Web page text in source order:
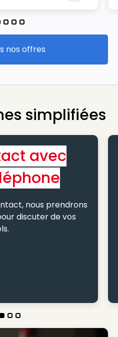
Toutes nos offres
nos offres
simplifiées
avec
nous prendrons
discuter de vos